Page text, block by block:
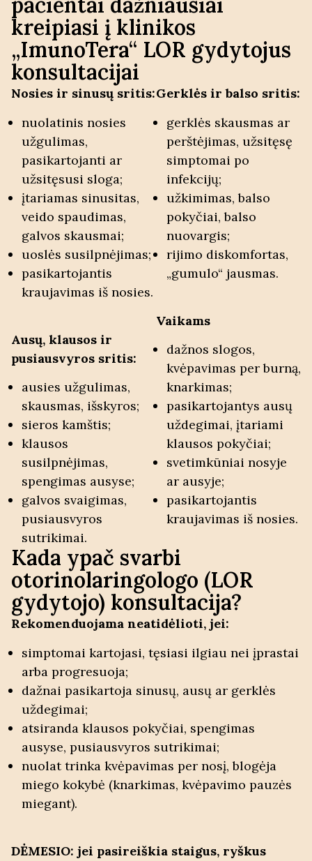
kreipiasi į klinikos
„ImunoTera“ LOR gydytojus
konsultacijai
Nosies ir sinusų sritis:
nuolatinis nosies
užgulimas,
pasikartojanti ar
užsitęsusi sloga;
įtariamas sinusitas,
veido spaudimas,
galvos skausmai;
uoslės susilpnėjimas;
pasikartojantis
kraujavimas iš nosies.
Ausų, klausos ir
pusiausvyros sritis:
ausies užgulimas,
skausmas, išskyros;
sieros kamštis;
klausos
susilpnėjimas,
spengimas ausyse;
galvos svaigimas,
pusiausvyros
sutrikimai.
Gerklės ir balso sritis:
gerklės skausmas ar
perštėjimas, užsitęsę
simptomai po
infekcijų;
užkimimas, balso
pokyčiai, balso
nuovargis;
rijimo diskomfortas,
„gumulo“ jausmas.
Vaikams
dažnos slogos,
kvėpavimas per burną,
knarkimas;
pasikartojantys ausų
uždegimai, įtariami
klausos pokyčiai;
svetimkūniai nosyje
ar ausyje;
pasikartojantis
kraujavimas iš nosies.
Kada ypač svarbi
otorinolaringologo (LOR
gydytojo) konsultacija?
Rekomenduojama neatidėlioti, jei:
simptomai kartojasi, tęsiasi ilgiau nei įprastai
arba progresuoja;
dažnai pasikartoja sinusų, ausų ar gerklės
uždegimai;
atsiranda klausos pokyčiai, spengimas
ausyse, pusiausvyros sutrikimai;
nuolat trinka kvėpavimas per nosį, blogėja
miego kokybė (knarkimas, kvėpavimo pauzės
miegant).
DĖMESIO: jei pasireiškia staigus, ryškus